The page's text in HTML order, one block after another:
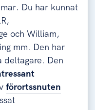
Du har kunnat
och William,
mm. Den har
deltagare. Den
förortssnuten